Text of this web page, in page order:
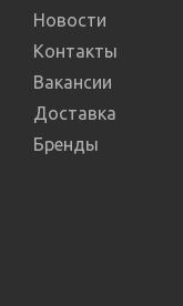
Новости
Контакты
Вакансии
Доставка
Бренды